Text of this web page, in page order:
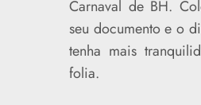
Carnaval de BH.
seu documento e o
tenha mais
folia.